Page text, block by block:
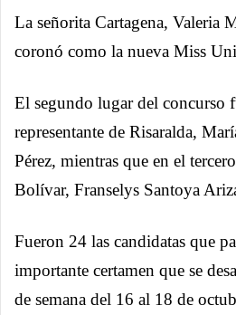
La señorita Cartagena, Valeria
coronó como la nueva Miss
El segundo lugar del concurso
representante de Risaralda,
Pérez, mientras que en el
Bolívar, Franselys Santoya
Fueron 24 las candidatas que
importante certamen que se
de semana del 16 al 18 de